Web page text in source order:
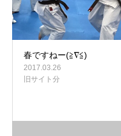
春ですねー(≧∇≦)
2017.03.26
旧サイト分